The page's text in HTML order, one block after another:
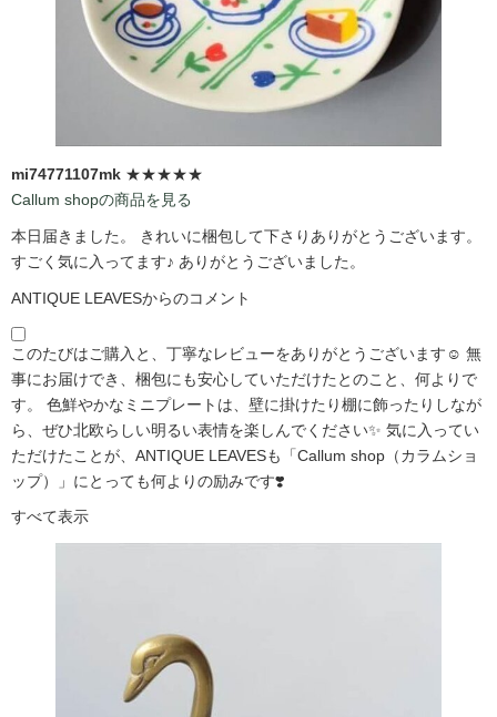
mi74771107mk ★★★★★
Callum shopの商品を見る
本日届きました。 きれいに梱包して下さりありがとうございます。
すごく気に入ってます♪ ありがとうございました。
ANTIQUE LEAVESからのコメント
このたびはご購入と、丁寧なレビューをありがとうございます☺️ 無
事にお届けでき、梱包にも安心していただけたとのこと、何よりで
す。 色鮮やかなミニプレートは、壁に掛けたり棚に飾ったりしなが
ら、ぜひ北欧らしい明るい表情を楽しんでください✨ 気に入ってい
ただけたことが、ANTIQUE LEAVESも「Callum shop（カラムショ
ップ）」にとっても何よりの励みです❣️
すべて表示